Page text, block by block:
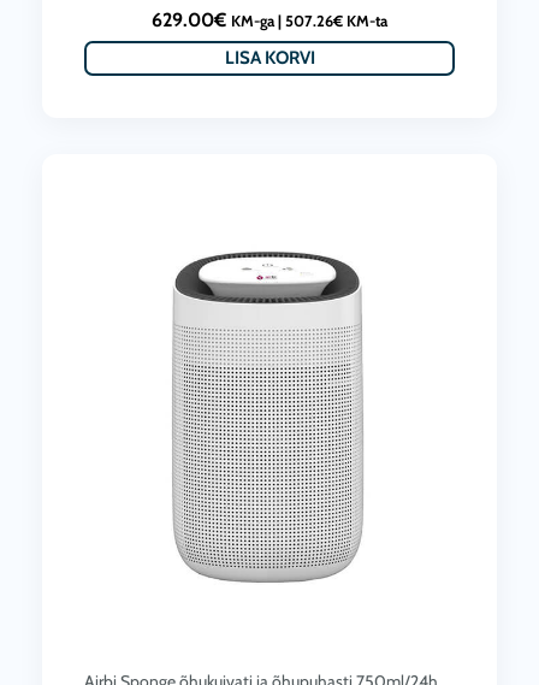
629.00€ KM-ga | 507.26€ KM-ta
LISA KORVI